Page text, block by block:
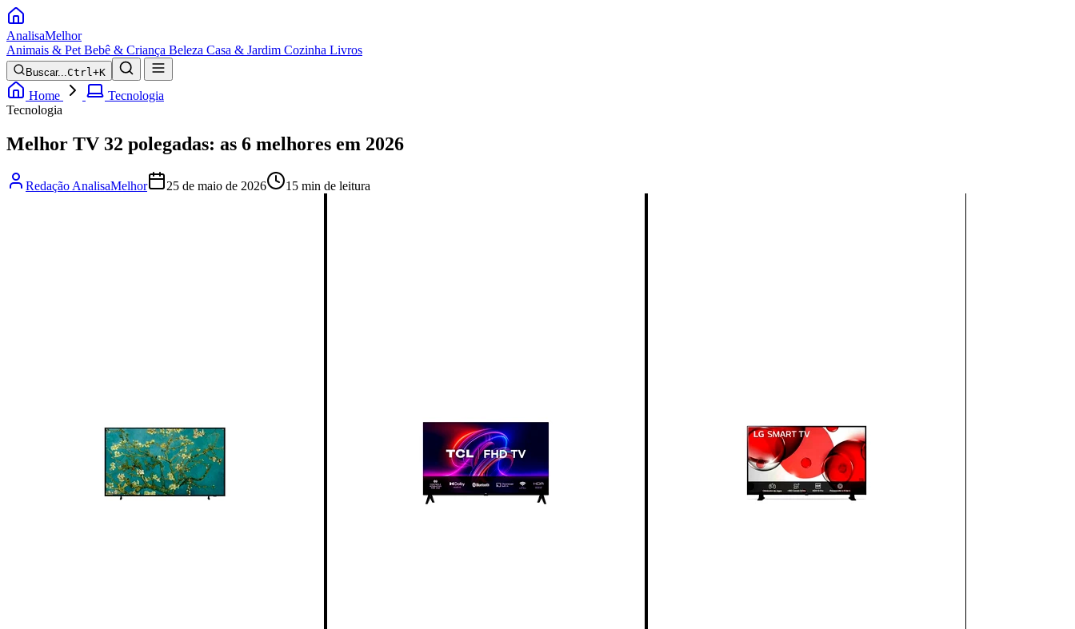
AnalisaMelhor
Animais & Pet Bebê & Criança Beleza Casa & Jardim Cozinha Livros
Buscar...Ctrl+K
Home
Tecnologia
Tecnologia
Melhor TV 32 polegadas: as 6 melhores em 2026
Redação AnalisaMelhor 25 de maio de 2026 15 min de leitura